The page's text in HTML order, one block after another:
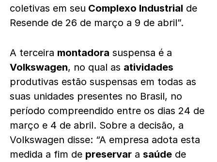
coletivas em seu Complexo Industrial de
Resende de 26 de março a 9 de abril”.
A terceira montadora suspensa é a
Volkswagen, no qual as atividades
produtivas estão suspensas em todas as
suas unidades presentes no Brasil, no
período compreendido entre os dias 24 de
março e 4 de abril. Sobre a decisão, a
Volkswagen disse: “A empresa adota esta
medida a fim de preservar a saúde de